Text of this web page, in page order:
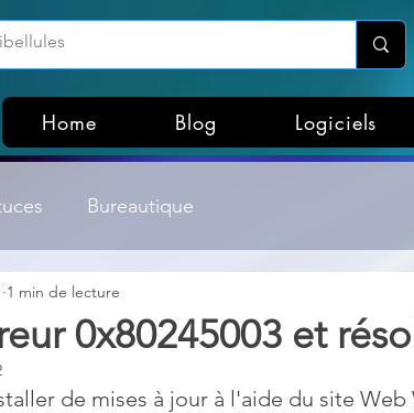
Home Blog Logiciels
Bureautique
Windows
fichiers
0x80245003 et
1 min de lecture
de mises à jour à l'aide du site Web